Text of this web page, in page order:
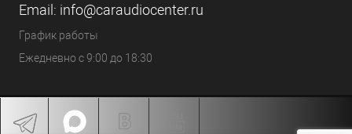
Email: info@caraudiocenter.ru
График работы
Ежедневно с 9:00 до 18:30